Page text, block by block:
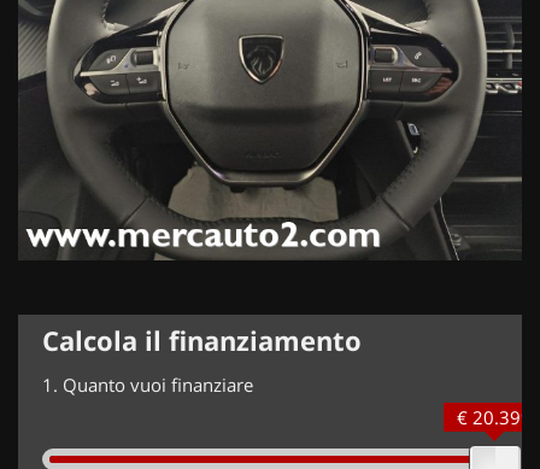
Calcola il finanziamento
1. Quanto vuoi finanziare
€ 20.399